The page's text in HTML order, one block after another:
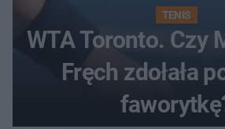
TENIS
WTA Toronto. Czy
Fręch zdołała